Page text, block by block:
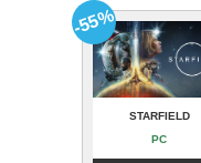
STARFIELD
PC
-55%